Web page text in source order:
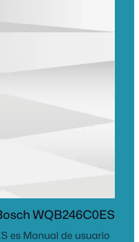
WQB246C0ES
es Manual de usuario